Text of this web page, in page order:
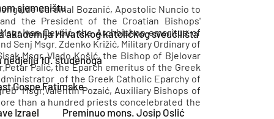
sjemeništu
akademija Hrvatskog katoličkog sveučilišta
nedjelju 10. studenoga
Gospe Fatimske
Izrael Preminuo mons. Josip Oslić
Cardinal Bozanić, Apostolic Nuncio to
the President of the Croatian Bishops'
Devčić, the Archbishop emeritus of
Senj Msgr. Zdenko Križić, Military Ordinary of
Msgr. Vlado Košić, the Bishop of Bjelovar
Palić, the Eparch emeritus of the Greek
of the Greek Catholic Eparchy of
Msgr.Valentin Pozaić, Auxiliary Bishops of
than a hundred priests concelebrated the